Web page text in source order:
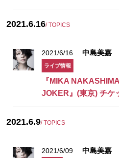
2021.6.16/ TOPICS
2021/6/16 中島美嘉
ライブ情報
『MIKA
JOKER』(東京) チケ
2021.6.9/ TOPICS
2021/6/09 中島美嘉